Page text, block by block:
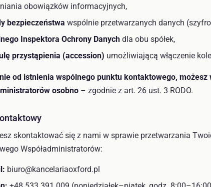
obowiązków informacyjnych,
bezpieczeństwa wspólnie przetwarzanych danych
Inspektora Ochrony Danych dla obu spółek,
przystąpienia (accession) umożliwiającą włączenie
od istnienia wspólnego punktu kontaktowego,
osobno – zgodnie z art. 26 ust. 3 RODO.
skontaktować się z nami w sprawie przetwarzania
Współadministratorów:
biuro@kancelariaoxford.pl